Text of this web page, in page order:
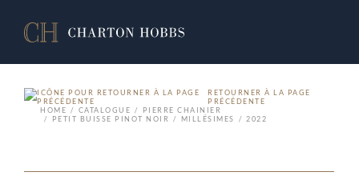
RETOURNER À LA PAGE
PRÉCÉDENTE
HOME
CATALOGUE
PIERRE CHAINIER
PETIT BUISSE PINOT NOIR
MILLÉSIMES 2022